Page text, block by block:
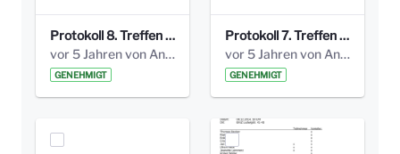
Protokoll 8. Treffen 20150330 AG Bismarckplatz.pdf
vor 5 Jahren von Anni Schlumberger
GENEHMIGT
Protokoll 7. Treffen 20150308 AG Bismarckplatz.pdf
vor 5 Jahren von Anni Schlumberger
GENEHMIGT